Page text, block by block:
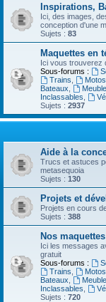
Inspirations,
Ici, des images,
conception d'une
Sujets : 83
Maquettes en
Ici vous trouverez
Sous-forums :
Trains
Motos
Bateaux
Inclassables
Sujets : 2937
Aide à la
Trucs et astuces
metasequoia
Sujets : 130
Projets et
Projets en cours
Sujets : 388
Nos
Ici les messages
gratuit
Sous-forums :
Trains
Motos
Bateaux
Inclassables
Sujets : 720